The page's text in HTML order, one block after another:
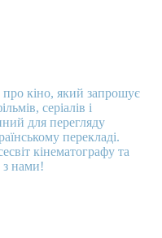
кіно, який запрошує
серіалів і
для перегляду
перекладі.
кінематографу та
з нами!